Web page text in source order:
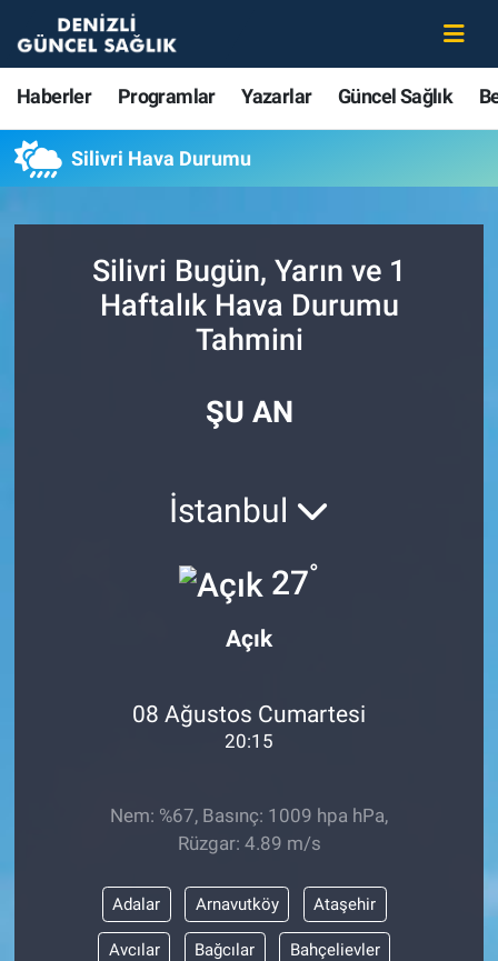
Haberler Programlar Yazarlar Güncel Sağlık
Silivri Hava Durumu
Silivri Bugün, Yarın ve 1
Haftalık Hava Durumu
Tahmini
ŞU AN
İstanbul
27°
Açık
08 Ağustos Cumartesi
20:15
Nem: %67, Basınç: 1009 hpa hPa,
Rüzgar: 4.89 m/s
Adalar Arnavutköy Ataşehir
Avcılar Bağcılar Bahçelievler
Haberler
Güncel Sağlık
Beslenme
Merkezefendi Nöbetçi Eczaneler
Süper Lig Puan Durumu ve Fikstür
Tüm Manşetler